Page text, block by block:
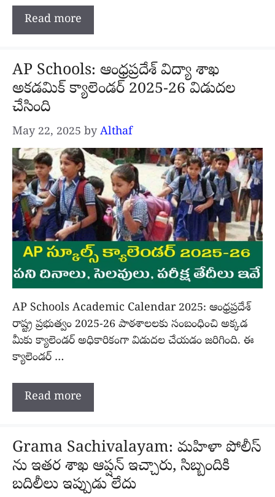
Read more
AP Schools: ఆంధ్రప్రదేశ్ విద్యా శాఖ
అకడమిక్ క్యాలెండర్ 2025-26 విడుదల
చేసింది
May 22, 2025 by Althaf
AP Schools Academic Calendar 2025: ఆంధ్రప్రదేశ్
రాష్ట్ర ప్రభుత్వం 2025-26 పాఠశాలలకు సంబంధించి అక్కడ
మీకు క్యాలెండర్ అధికారికంగా విడుదల చేయడం జరిగింది. ఈ
క్యాలెండర్ …
Read more
Grama Sachivalayam: మహిళా పోలీస్
ను ఇతర శాఖ ఆప్షన్ ఇచ్చారు, సిబ్బందికి
బదిలీలు ఇప్పుడు లేదు